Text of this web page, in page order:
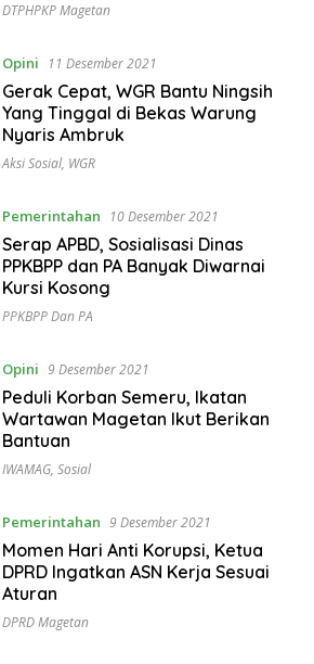
DTPHPKP Magetan
Opini 11 Desember 2021
Gerak Cepat, WGR Bantu Ningsih
Yang Tinggal di Bekas Warung
Nyaris Ambruk
Aksi Sosial, WGR
Pemerintahan 10 Desember 2021
Serap APBD, Sosialisasi Dinas
PPKBPP dan PA Banyak Diwarnai
Kursi Kosong
PPKBPP Dan PA
Opini 9 Desember 2021
Peduli Korban Semeru, Ikatan
Wartawan Magetan Ikut Berikan
Bantuan
IWAMAG, Sosial
Pemerintahan 9 Desember 2021
Momen Hari Anti Korupsi, Ketua
DPRD Ingatkan ASN Kerja Sesuai
Aturan
DPRD Magetan